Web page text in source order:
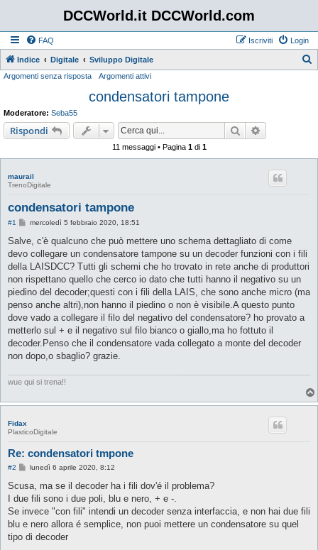
DCCWorld.it DCCWorld.com
FAQ Login
Iscriviti
Indice Digitale Sviluppo Digitale
Argomenti senza risposta Argomenti attivi
condensatori tampone
Moderatore: Seba55
Rispondi Cerca
11 messaggi • Pagina 1di 1
maurail
TrenoDigitale
condensatori tampone
#1
M
s
a
g
i
o
mercoledì 5 febbraio 2020, 18:51
Salve, c'è qualcuno che può mettere uno schema dettagliato di come
devo collegare un condensatore tampone su un decoder funzioni con i fili
della LAISDCC? Tutti gli schemi che ho trovato in rete anche di produttori
non rispettano quello che cerco io dato che tutti hanno il negativo su un
piedino del decoder;questi con i fili della LAIS, che sono anche micro (ma
penso anche altri),non hanno il piedino o non è visibile.A questo punto
dove vado a collegare il filo del negativo del condensatore? ho provato a
metterlo sul + e il negativo sul filo bianco o giallo,ma ho fottuto il
decoder.Penso che il condensatore vada collegato a monte del decoder
non dopo,o sbaglio? grazie.
wue qui si trena!!
Fidax
PlasticoDigitale
Re: condensatori tmpone
#2
M
s
a
g
i
o
lunedì 6 aprile 2020, 8:12
Scusa, ma se il decoder ha i fili dov'é il problema?
I due fili sono i due poli, blu e nero, + e -.
Se invece "con fili" intendi un decoder senza interfaccia, e non hai due fili
blu e nero allora é semplice, non puoi mettere un condensatore su quel
tipo di decoder